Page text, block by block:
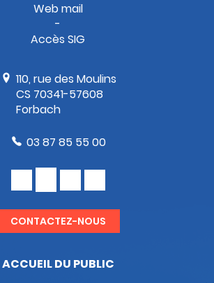
Web mail
Accès SIG
110, rue des Moulins
CS 70341-57608
Forbach
03 87 85 55 00
CONTACTEZ-NOUS
ACCUEIL DU PUBLIC